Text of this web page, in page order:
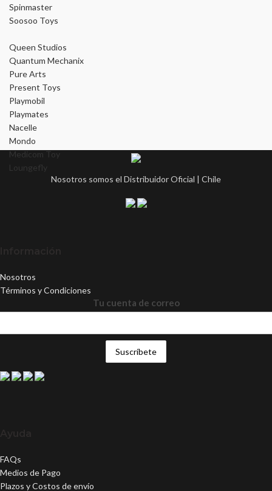
Spinmaster
Soosoo Toys
Queen Studios
Quantum Mechanix
Pure Arts
Present Toys
Playmobil
Playmates
Nacelle
Mondo
Medicom Toy
Loungefly
Nosotros somos el Distribuidor Oficial | Chile
Nosotros
Términos y Condiciones
Tu cuenta de correo
FAQs
Medios de Pago
Plazos y Costos de envío